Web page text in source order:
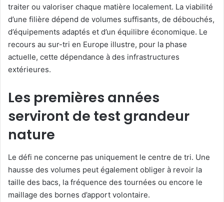
traiter ou valoriser chaque matière localement. La viabilité
d’une filière dépend de volumes suffisants, de débouchés,
d’équipements adaptés et d’un équilibre économique. Le
recours au sur-tri en Europe illustre, pour la phase
actuelle, cette dépendance à des infrastructures
extérieures.
Les premières années
serviront de test grandeur
nature
Le défi ne concerne pas uniquement le centre de tri. Une
hausse des volumes peut également obliger à revoir la
taille des bacs, la fréquence des tournées ou encore le
maillage des bornes d’apport volontaire.